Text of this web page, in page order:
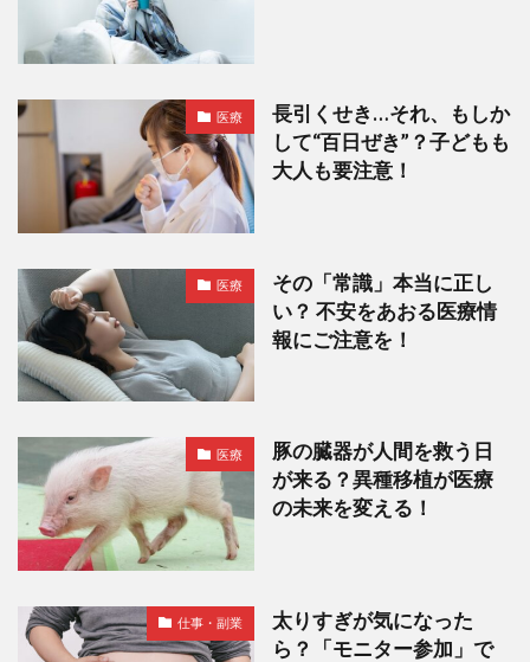
医療
長引くせき…それ、もしか
して“百日ぜき”？子どもも
大人も要注意！
医療
その「常識」本当に正し
い？ 不安をあおる医療情
報にご注意を！
医療
豚の臓器が人間を救う日
が来る？異種移植が医療
の未来を変える！
仕事・副業
太りすぎが気になった
ら？「モニター参加」で